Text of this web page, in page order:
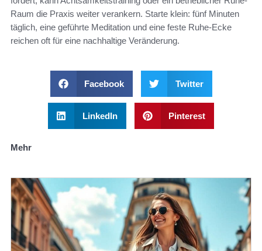
Raum die Praxis weiter verankern. Starte klein: fünf Minuten
täglich, eine geführte Meditation und eine feste Ruhe-Ecke
reichen oft für eine nachhaltige Veränderung.
Facebook Twitter
LinkedIn Pinterest
Mehr